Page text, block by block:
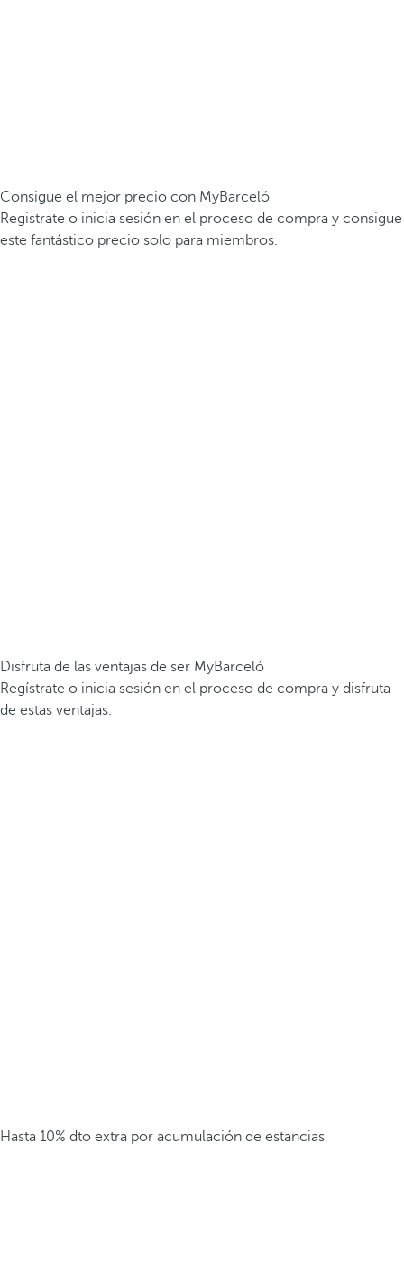
Consigue el mejor precio con MyBarceló
Registrate o inicia sesión en el proceso de compra y consigue
este fantástico precio solo para miembros.
Disfruta de las ventajas de ser MyBarceló
Regístrate o inicia sesión en el proceso de compra y disfruta
de estas ventajas.
Hasta 10% dto extra por acumulación de estancias